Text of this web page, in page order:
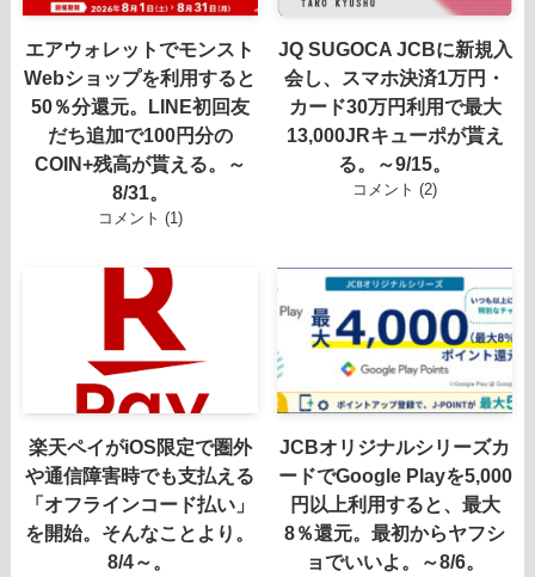
エアウォレットでモンスト
Webショップを利用すると
50％分還元。LINE初回友
だち追加で100円分の
COIN+残高が貰える。～
8/31。
コメント (1)
JQ SUGOCA JCBに新規入
会し、スマホ決済1万円・
カード30万円利用で最大
13,000JRキューポが貰え
る。～9/15。
コメント (2)
楽天ペイがiOS限定で圏外
や通信障害時でも支払える
「オフラインコード払い」
を開始。そんなことより。
8/4～。
JCBオリジナルシリーズカ
ードでGoogle Playを5,000
円以上利用すると、最大
8％還元。最初からヤフシ
ョでいいよ。～8/6。